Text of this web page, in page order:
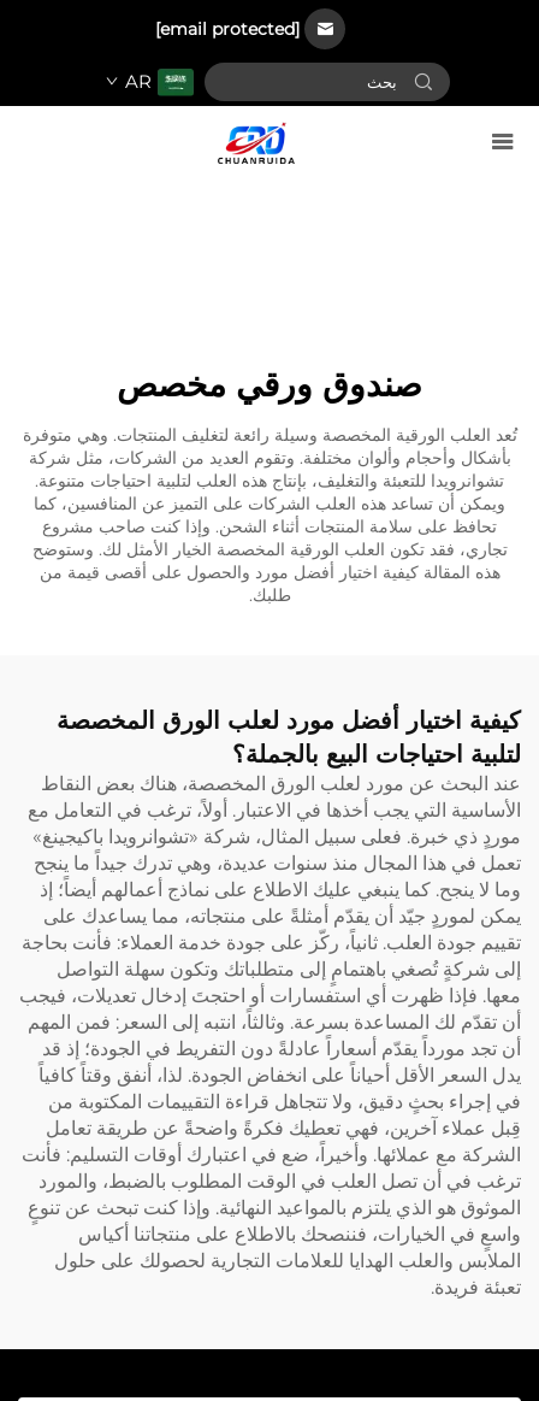
[email protected]
AR
صندوق ورقي مخصص
تُعد العلب الورقية المخصصة وسيلة رائعة لتغليف المنتجات. وهي متوفرة
بأشكال وأحجام وألوان مختلفة. وتقوم العديد من الشركات، مثل شركة
تشوانرويدا للتعبئة والتغليف، بإنتاج هذه العلب لتلبية احتياجات متنوعة.
ويمكن أن تساعد هذه العلب الشركات على التميز عن المنافسين، كما
تحافظ على سلامة المنتجات أثناء الشحن. وإذا كنت صاحب مشروع
تجاري، فقد تكون العلب الورقية المخصصة الخيار الأمثل لك. وستوضح
هذه المقالة كيفية اختيار أفضل مورد والحصول على أقصى قيمة من
طلبك.
كيفية اختيار أفضل مورد لعلب الورق المخصصة
لتلبية احتياجات البيع بالجملة؟
عند البحث عن مورد لعلب الورق المخصصة، هناك بعض النقاط
الأساسية التي يجب أخذها في الاعتبار. أولاً، ترغب في التعامل مع
موردٍ ذي خبرة. فعلى سبيل المثال، شركة «تشوانرويدا باكيجينغ»
تعمل في هذا المجال منذ سنوات عديدة، وهي تدرك جيداً ما ينجح
وما لا ينجح. كما ينبغي عليك الاطلاع على نماذج أعمالهم أيضاً؛ إذ
يمكن لموردٍ جيّد أن يقدّم أمثلةً على منتجاته، مما يساعدك على
تقييم جودة العلب. ثانياً، ركّز على جودة خدمة العملاء: فأنت بحاجة
إلى شركةٍ تُصغي باهتمامٍ إلى متطلباتك وتكون سهلة التواصل
معها. فإذا ظهرت أي استفسارات أو احتجتَ إدخال تعديلات، فيجب
أن تقدّم لك المساعدة بسرعة. وثالثاً، انتبه إلى السعر: فمن المهم
أن تجد مورداً يقدّم أسعاراً عادلةً دون التفريط في الجودة؛ إذ قد
يدل السعر الأقل أحياناً على انخفاض الجودة. لذا، أنفق وقتاً كافياً
في إجراء بحثٍ دقيق، ولا تتجاهل قراءة التقييمات المكتوبة من
قِبل عملاء آخرين، فهي تعطيك فكرةً واضحةً عن طريقة تعامل
الشركة مع عملائها. وأخيراً، ضع في اعتبارك أوقات التسليم: فأنت
ترغب في أن تصل العلب في الوقت المطلوب بالضبط، والمورد
الموثوق هو الذي يلتزم بالمواعيد النهائية. وإذا كنت تبحث عن تنوعٍ
واسعٍ في الخيارات، فننصحك بالاطلاع على منتجاتنا أكياس
الملابس والعلب الهدايا للعلامات التجارية لحصولك على حلول
تعبئة فريدة.